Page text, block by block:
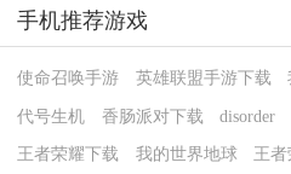
手机推荐游戏
使命召唤手游 英雄联盟手游下载
代号生机 香肠派对下载 disorder
王者荣耀下载 我的世界地球 王